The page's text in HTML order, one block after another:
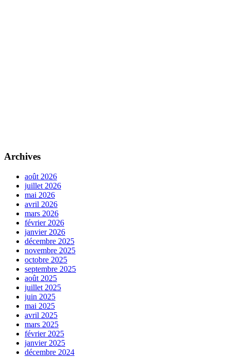
Archives
août 2026
juillet 2026
mai 2026
avril 2026
mars 2026
février 2026
janvier 2026
décembre 2025
novembre 2025
octobre 2025
septembre 2025
août 2025
juillet 2025
juin 2025
mai 2025
avril 2025
mars 2025
février 2025
janvier 2025
décembre 2024